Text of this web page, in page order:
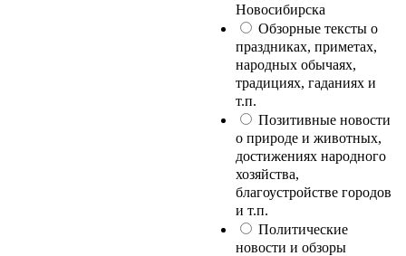
Новосибирска
Обзорные тексты о
праздниках, приметах,
народных обычаях,
традициях, гаданиях и
т.п.
Позитивные новости
о природе и животных,
достижениях народного
хозяйства,
благоустройстве городов
и т.п.
Политические
новости и обзоры